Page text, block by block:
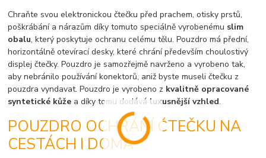
Chraňte svou elektronickou čtečku před prachem, otisky prstů,
poškrábání a nárazům díky tomuto speciálně vyrobenému slim
obalu, který poskytuje ochranu celému tělu. Pouzdro má přední,
horizontálně otevírací desky, které chrání především choulostivý
displej čtečky. Pouzdro je samozřejmě navrženo a vyrobeno tak,
aby nebránilo používání konektorů, aniž byste museli čtečku z
pouzdra vyndavat. Pouzdro je vyrobeno z kvalitně opracované
syntetické kůže a díky tomu dodává luxusnější vzhled.
POUZDRO OCHRÁNÍ ČTEČKU NA
CESTÁCH I DOMA